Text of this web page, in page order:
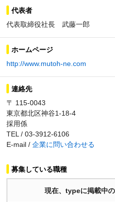
代表者
代表取締役社長 武藤一郎
ホームページ
http://www.mutoh-ne.com
連絡先
〒 115-0043
東京都北区神谷1-18-4
採用係
TEL / 03-3912-6106
E-mail / 企業に問い合わせる
募集している職種
現在、typeに掲載中の